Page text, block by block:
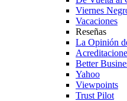
Viernes
Vacaciones
Reseñas
La Opinión
Better
Yahoo
Viewpoints
Trust Pilot